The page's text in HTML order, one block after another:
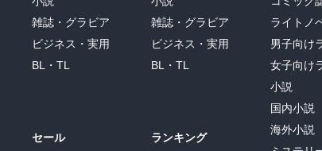
雑誌・グラビア
ビジネス・実用
BL・TL
セール
雑誌・グラビア
ビジネス・実用
BL・TL
ランキング
ライトノ
男子向け
女子向け
小説
国内小説
海外小説